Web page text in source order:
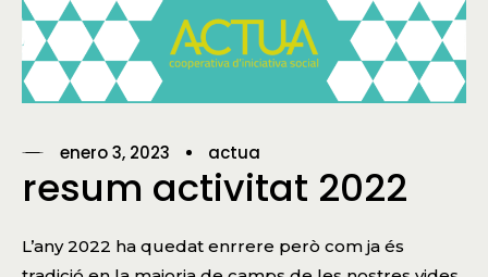
enero 3, 2023 actua
resum activitat 2022
L’any 2022 ha quedat enrrere però com ja és